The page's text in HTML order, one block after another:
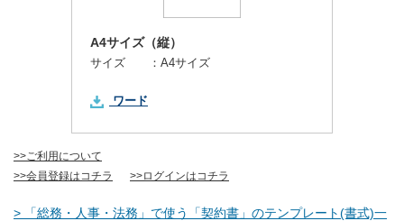
A4サイズ（縦）
サイズ ： A4サイズ
ワード
>>ご利用について
>>会員登録はコチラ
>>ログインはコチラ
> 「総務・人事・法務」で使う「契約書」のテンプレート(書式)一